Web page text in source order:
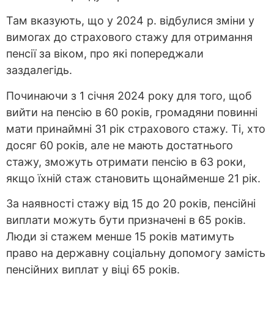
Там вказують, що у 2024 р. відбулися зміни у
вимогах до страхового стажу для отримання
пенсії за віком, про які попереджали
заздалегідь.
Починаючи з 1 січня 2024 року для того, щоб
вийти на пенсію в 60 років, громадяни повинні
мати принаймні 31 рік страхового стажу. Ті, хто
досяг 60 років, але не мають достатнього
стажу, зможуть отримати пенсію в 63 роки,
якщо їхній стаж становить щонайменше 21 рік.
За наявності стажу від 15 до 20 років, пенсійні
виплати можуть бути призначені в 65 років.
Люди зі стажем менше 15 років матимуть
право на державну соціальну допомогу замість
пенсійних виплат у віці 65 років.